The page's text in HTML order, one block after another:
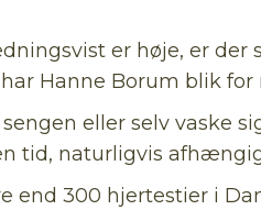
er høje, er
Hanne Borum blik
eller selv vaske
tid, naturligvis
300 hjertestier i